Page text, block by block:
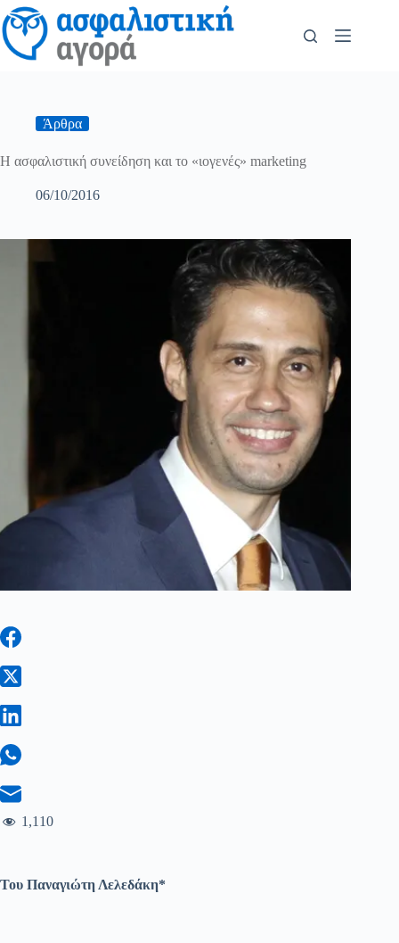
Άρθρα
Η ασφαλιστική συνείδηση και το «ιογενές» marketing
06/10/2016
1,110
Του Παναγιώτη Λελεδάκη*